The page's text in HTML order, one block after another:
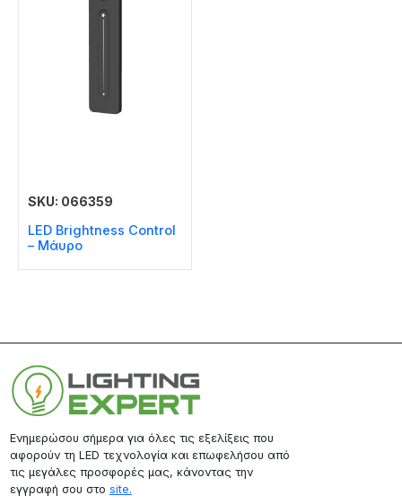
SKU: 066359
LED Brightness Control
– Μάυρο
Ενημερώσου σήμερα για όλες τις εξελίξεις που
αφορούν τη LED τεχνολογία και επωφελήσου από
τις μεγάλες προσφορές μας, κάνοντας την
εγγραφή σου στο site.